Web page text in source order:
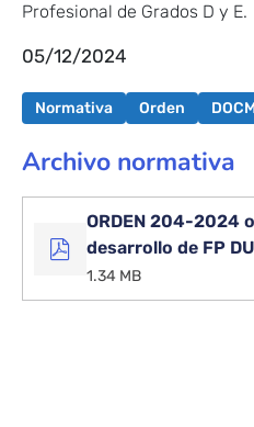
Profesional de Grados D y E.
05/12/2024
Normativa Orden
Archivo normativa
ORDEN 204-2024
desarrollo de FP
1.34 MB